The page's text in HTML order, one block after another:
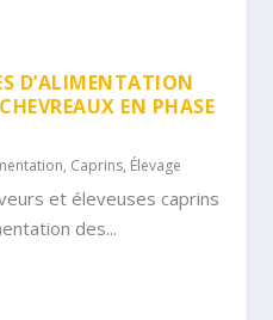
D’ALIMENTATION
EN PHASE
, Caprins, Élevage
et éleveuses caprins
des...